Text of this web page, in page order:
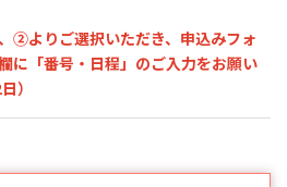
②よりご選択いただき、申込みフォ
に「番号・日程」のご入力をお願い
）